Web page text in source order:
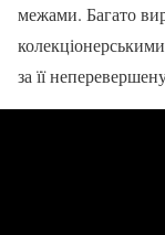
межами. Багато
за її